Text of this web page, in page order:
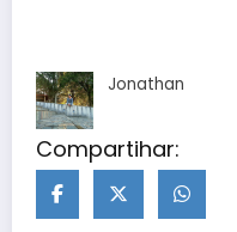
Jonathan
Compartihar: